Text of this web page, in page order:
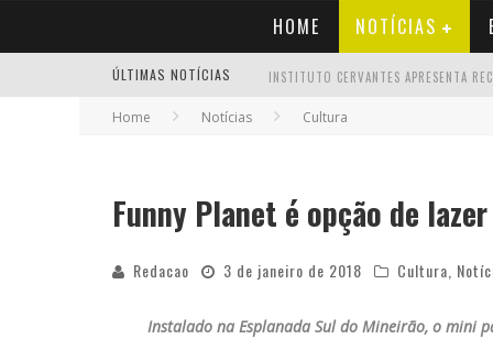
HOME NOTÍCIAS
ÚLTIMAS NOTÍCIAS
Home Notícias Cultura
Funny Planet é opção de
Redacao 3 de janeiro de 2018 Cultura
Instalado na Esplanada Sul do Mineirão, o mini